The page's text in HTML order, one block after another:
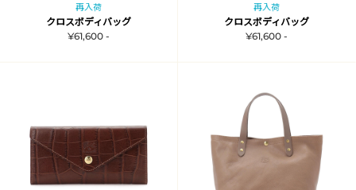
再入荷
クロスボディバッグ
¥61,600 -
再入荷
クロスボディバッグ
¥61,600 -